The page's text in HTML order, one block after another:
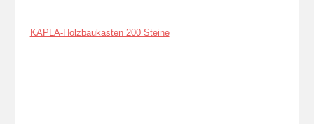
KAPLA-Holzbaukasten 200 Steine